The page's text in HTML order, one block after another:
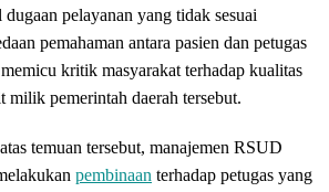
pelayanan yang tidak sesuai
pemahaman antara pasien dan petugas
kritik masyarakat terhadap kualitas
milik pemerintah daerah tersebut.
temuan tersebut, manajemen RSUD
pembinaan terhadap petugas yang